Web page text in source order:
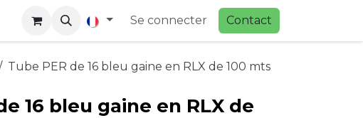
Se connecter Contact
Tube PER de 16 bleu gaine en RLX de 100 mts
16 bleu gaine en RLX de